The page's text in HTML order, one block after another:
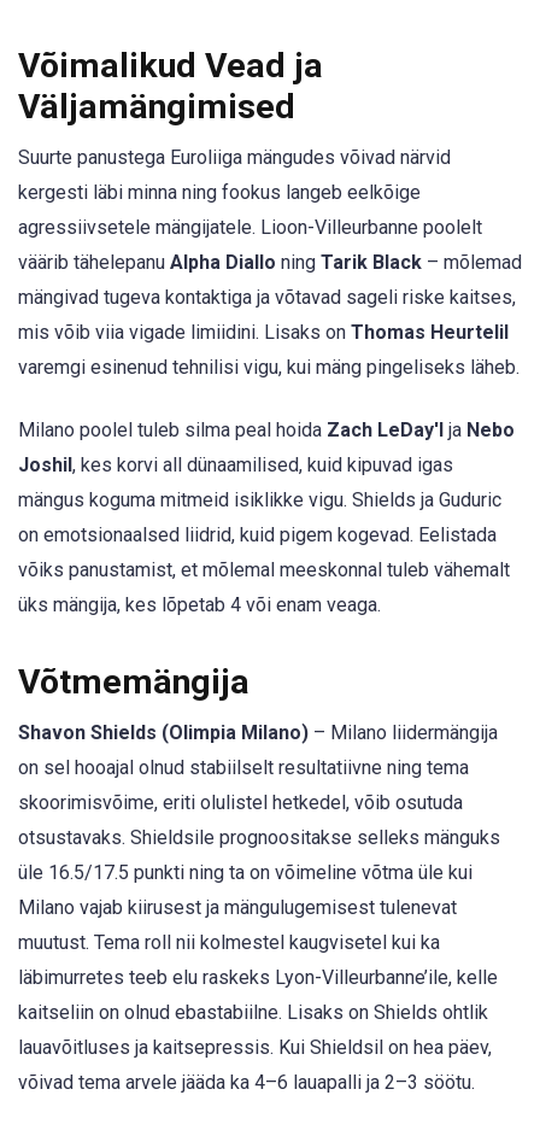
Võimalikud Vead ja
Väljamängimised
Suurte panustega Euroliiga mängudes võivad närvid
kergesti läbi minna ning fookus langeb eelkõige
agressiivsetele mängijatele. Lioon-Villeurbanne poolelt
väärib tähelepanu Alpha Diallo ning Tarik Black – mõlemad
mängivad tugeva kontaktiga ja võtavad sageli riske kaitses,
mis võib viia vigade limiidini. Lisaks on Thomas Heurtelil
varemgi esinenud tehnilisi vigu, kui mäng pingeliseks läheb.
Milano poolel tuleb silma peal hoida Zach LeDay'l ja Nebo
Joshil, kes korvi all dünaamilised, kuid kipuvad igas
mängus koguma mitmeid isiklikke vigu. Shields ja Guduric
on emotsionaalsed liidrid, kuid pigem kogevad. Eelistada
võiks panustamist, et mõlemal meeskonnal tuleb vähemalt
üks mängija, kes lõpetab 4 või enam veaga.
Võtmemängija
Shavon Shields (Olimpia Milano) – Milano liidermängija
on sel hooajal olnud stabiilselt resultatiivne ning tema
skoorimisvõime, eriti olulistel hetkedel, võib osutuda
otsustavaks. Shieldsile prognoositakse selleks mänguks
üle 16.5/17.5 punkti ning ta on võimeline võtma üle kui
Milano vajab kiirusest ja mängulugemisest tulenevat
muutust. Tema roll nii kolmestel kaugvisetel kui ka
läbimurretes teeb elu raskeks Lyon-Villeurbanne’ile, kelle
kaitseliin on olnud ebastabiilne. Lisaks on Shields ohtlik
lauavõitluses ja kaitsepressis. Kui Shieldsil on hea päev,
võivad tema arvele jääda ka 4–6 lauapalli ja 2–3 söötu.